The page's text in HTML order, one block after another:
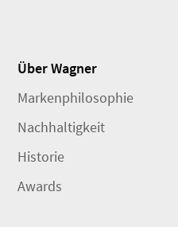
Über Wagner
Markenphilosophie
Nachhaltigkeit
Historie
Awards